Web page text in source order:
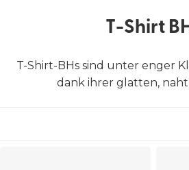
T-Shirt
T-Shirt-BHs sind unter enger
dank ihrer glatten,